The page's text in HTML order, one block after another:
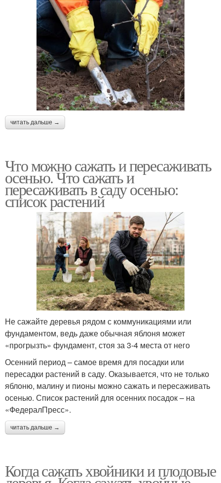
читать дальше →
Что можно сажать и пересаживать
осенью. Что сажать и
пересаживать в саду осенью:
список растений
Не сажайте деревья рядом с коммуникациями или
фундаментом, ведь даже обычная яблоня может
«прогрызть» фундамент, стоя за 3-4 места от него
Осенний период – самое время для посадки или
пересадки растений в саду. Оказывается, что не только
яблоню, малину и пионы можно сажать и пересаживать
осенью. Список растений для осенних посадок – на
«ФедералПресс».
читать дальше →
Когда сажать хвойники и плодовые